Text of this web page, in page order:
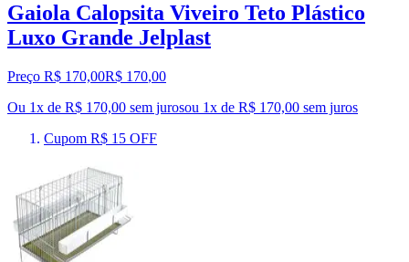
Gaiola Calopsita Viveiro Teto Plástico
Luxo Grande Jelplast
Preço R$ 170,00R$ 170,00
Ou 1x de R$ 170,00 sem jurosou 1x de R$ 170,00 sem juros
Cupom R$ 15 OFF